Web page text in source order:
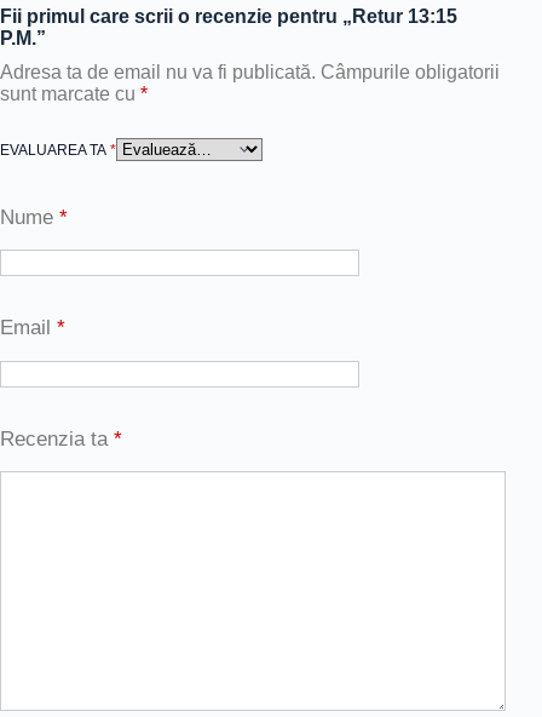
Fii primul care scrii o recenzie pentru „Retur 13:15
P.M.”
Adresa ta de email nu va fi publicată. Câmpurile obligatorii
sunt marcate cu *
EVALUAREA TA *
Nume *
Email *
Recenzia ta *